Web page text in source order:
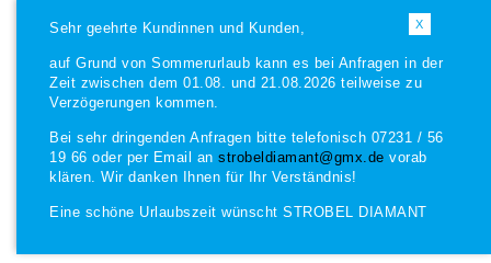
X
Sehr geehrte Kundinnen und Kunden,
auf Grund von Sommerurlaub kann es bei Anfragen in der
Zeit zwischen dem 01.08. und 21.08.2026 teilweise zu
Verzögerungen kommen.
Bei sehr dringenden Anfragen bitte telefonisch 07231 / 56
19 66 oder per Email an strobeldiamant@gmx.de vorab
klären. Wir danken Ihnen für Ihr Verständnis!
Eine schöne Urlaubszeit wünscht STROBEL DIAMANT